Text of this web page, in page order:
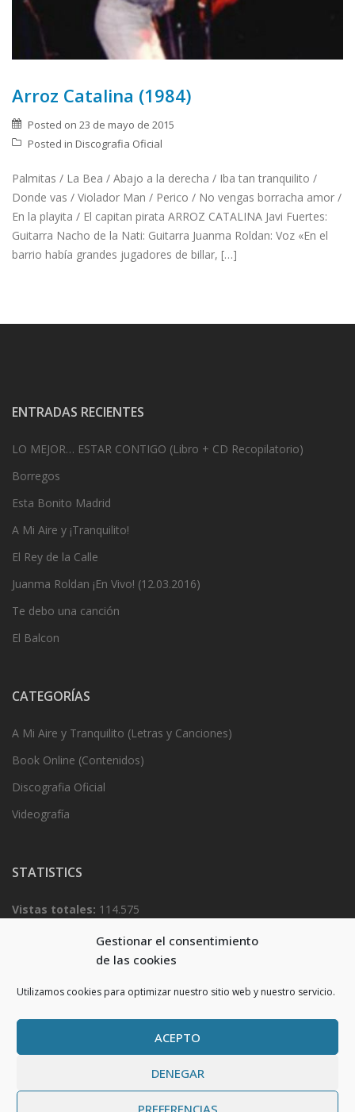
Gestionar el consentimiento
de las cookies
Utilizamos cookies para optimizar nuestro sitio web y nuestro servicio.
ACEPTO
DENEGAR
PREFERENCIAS
Arroz Catalina (1984)
Posted on 23 de mayo de 2015
Posted in Discografia Oficial
Palmitas / La Bea / Abajo a la derecha / Iba tan tranquilito /
Donde vas / Violador Man / Perico / No vengas borracha amor /
En la playita / El capitan pirata ARROZ CATALINA Javi Fuertes:
Guitarra Nacho de la Nati: Guitarra Juanma Roldan: Voz «En el
barrio había grandes jugadores de billar, […]
ENTRADAS RECIENTES
LO MEJOR… ESTAR CONTIGO (Libro + CD Recopilatorio)
Borregos
Esta Bonito Madrid
A Mi Aire y ¡Tranquilito!
El Rey de la Calle
Juanma Roldan ¡En Vivo! (12.03.2016)
Te debo una canción
El Balcon
CATEGORÍAS
A Mi Aire y Tranquilito (Letras y Canciones)
Book Online (Contenidos)
Discografia Oficial
Videografía
STATISTICS
Vistas totales: 114.575
Total visitantes:54.922
Proudly powered by WordPress |Theme:Very Simple Startby